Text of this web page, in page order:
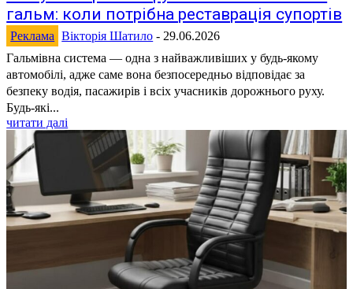
гальм: коли потрібна реставрація супортів
Реклама Вікторія Шатило - 29.06.2026
Гальмівна система — одна з найважливіших у будь-якому
автомобілі, адже саме вона безпосередньо відповідає за
безпеку водія, пасажирів і всіх учасників дорожнього руху.
Будь-які...
читати далі